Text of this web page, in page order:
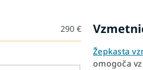
290 €
Žepkasta
omogoča